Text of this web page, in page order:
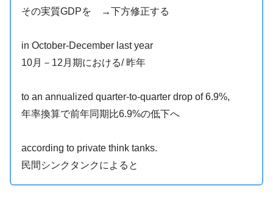
その実質GDPを →下方修正する
in October-December last year
10月－12月期における/ 昨年
to an annualized quarter-to-quarter drop of 6.9%,
年率換算で前年同期比6.9%の低下へ
according to private think tanks.
民間シンクタンクによると